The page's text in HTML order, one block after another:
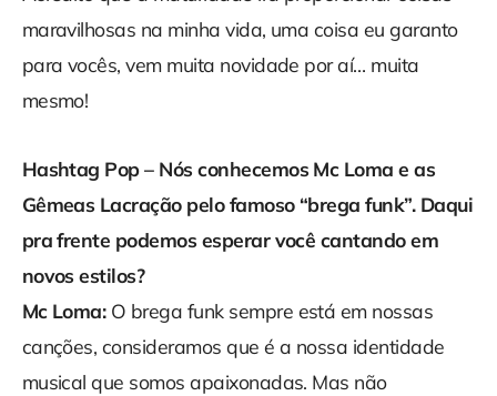
maravilhosas na minha vida, uma coisa eu garanto
para vocês, vem muita novidade por aí… muita
mesmo!
Hashtag Pop – Nós conhecemos Mc Loma e as
Gêmeas Lacração pelo famoso “brega funk”. Daqui
pra frente podemos esperar você cantando em
novos estilos?
Mc Loma:O brega funk sempre está em nossas
canções, consideramos que é a nossa identidade
musical que somos apaixonadas. Mas não